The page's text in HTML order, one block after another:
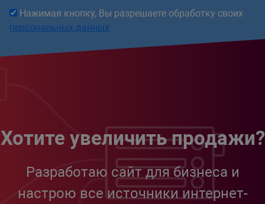
Нажимая кнопку, Вы разрешаете обработку своих
персональных данных
Хотите увеличить продажи?
Разработаю сайт для бизнеса и
настрою все источники интернет-